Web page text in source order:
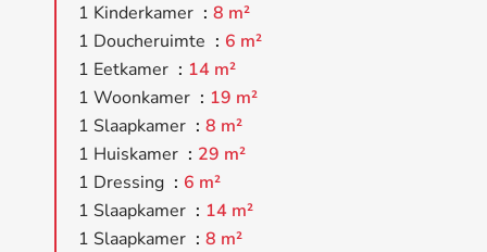
1 Kinderkamer
8 m²
1 Doucheruimte
6 m²
1 Eetkamer
14 m²
1 Woonkamer
19 m²
1 Slaapkamer
8 m²
1 Huiskamer
29 m²
1 Dressing
6 m²
1 Slaapkamer
14 m²
1 Slaapkamer
8 m²